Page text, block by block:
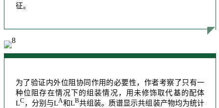
征。
为了验证内外位阻协同作用的必要性，作者考察了只有一
种位阻存在情况下的组装情况，用未修饰取代基的配体
LC ，分别与LA和LB共组装。质谱显示共组装产物均为统计